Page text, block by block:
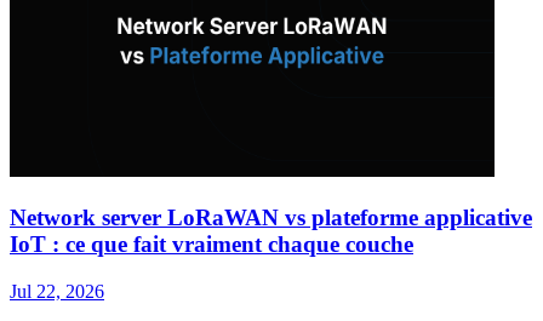
Network server LoRaWAN vs plateforme applicative
IoT : ce que fait vraiment chaque couche
Jul 22, 2026